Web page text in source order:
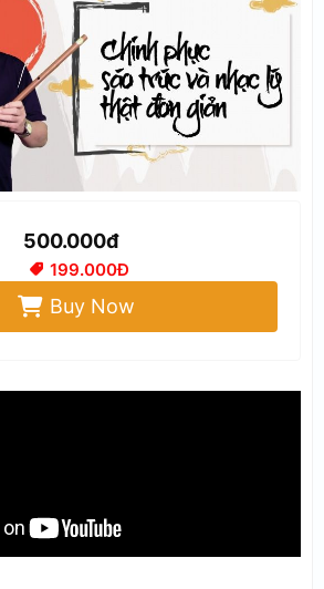
500.000đ
199.000Đ
Buy Now